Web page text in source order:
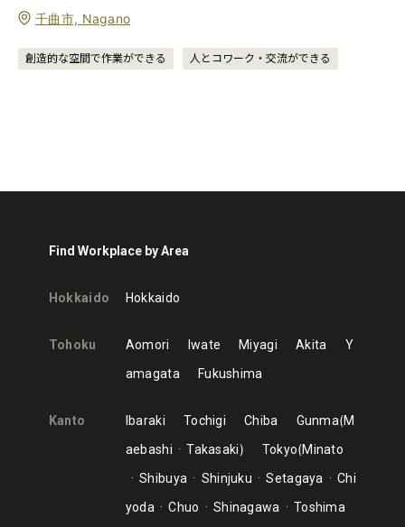
千曲市, Nagano
創造的な空間で作業ができる 人とコワーク・交流ができる
Find Workplace by Area
Hokkaido Hokkaido
Tohoku Aomori Iwate Miyagi Akita
Y
amagata
Fukushima
Kanto Ibaraki Tochigi Chiba Gunma M
aebashi
Takasaki Tokyo Minato
Shibuya
Shinjuku Setagaya
Chi
yoda
Chuo Shinagawa
Toshima